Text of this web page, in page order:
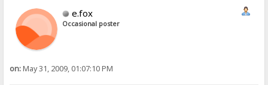
e.fox
Occasional poster
on:May 31, 2009, 01:07:10 PM